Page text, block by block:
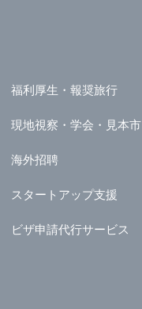
福利厚生・報奨旅行
現地視察・学会・見本市
海外招聘
スタートアップ支援
ビザ申請代行サービス